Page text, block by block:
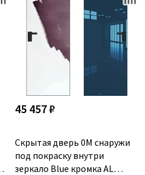
45 457 ₽
Скрытая дверь 0M снаружи
под покраску внутри
зеркало Blue кромка AL